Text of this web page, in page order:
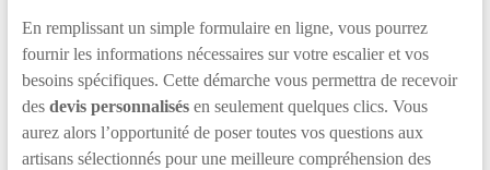
En remplissant un simple formulaire en ligne, vous pourrez
fournir les informations nécessaires sur votre escalier et vos
besoins spécifiques. Cette démarche vous permettra de recevoir
des devis personnalisésen seulement quelques clics. Vous
aurez alors l’opportunité de poser toutes vos questions aux
artisans sélectionnés pour une meilleure compréhension des